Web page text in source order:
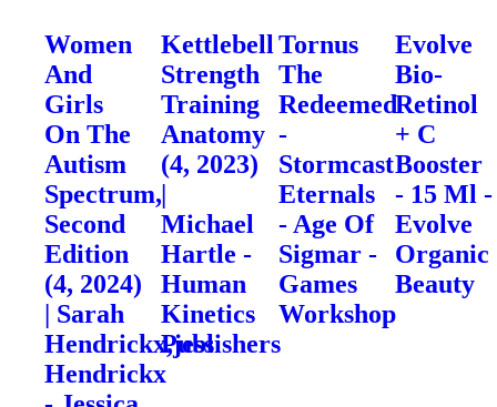
Women
And
Girls
On The
Autism
Spectrum,
Second
Edition
(4, 2024)
| Sarah
Hendrickx,jess
Hendrickx
Kettlebell
Strength
Training
Anatomy
(4, 2023)
Michael
Hartle -
Human
Kinetics
Publishers
Tornus
The
Redeemed
-
Stormcast
Eternals
- Age Of
Sigmar -
Games
Workshop
Evolve
Bio-
Retinol
+ C
Booster
- 15 Ml -
Evolve
Organic
Beauty